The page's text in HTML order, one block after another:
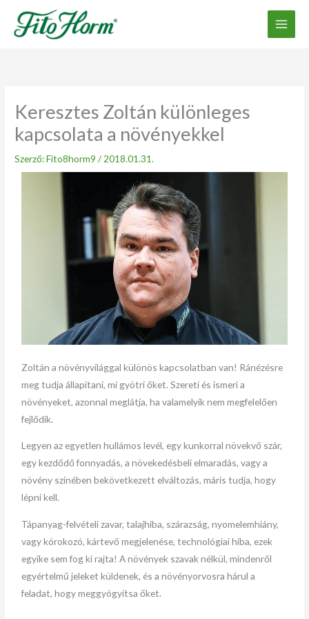
tartalomhoz
Keresztes Zoltán különleges
kapcsolata a növényekkel
Szerző:Fito8horm9/ 2018.01.31.
Zoltán a növényvilággal különös kapcsolatban van! Ránézésre
meg tudja állapítani, mi gyötri őket. Szereti és ismeri a
növényeket, azonnal meglátja, ha valamelyik nem megfelelően
fejlődik.
Legyen az egyetlen hullámos levél, egy kunkorral növekvő szár,
egy kezdődő fonnyadás, a növekedésbeli elmaradás, vagy a
növény színében bekövetkezett elváltozás, máris tudja, hogy
lépni kell.
Tápanyag-felvételi zavar, talajhiba, szárazság, nyomelemhiány,
vagy kórokozó, kártevő megjelenése, technológiai hiba, ezek
egyike sem fog ki rajta! A növények szavak nélkül, mindenről
egyértelmű jeleket küldenek, és a növényorvosra hárul a
feladat, hogy meggyógyítsa őket.